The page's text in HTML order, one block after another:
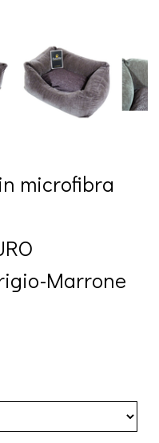
microfibra
Marrone